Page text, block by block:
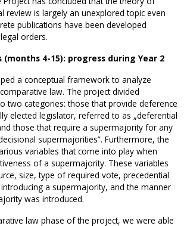
review is largely an unexplored topic even
publications have been developed
orders.
(months 4-15): progress during Year 2
a conceptual framework to analyze
law. The project divided
two categories: those that provide deference
elected legislator, referred to as „deferential
those that require a supermajority for any
supermajorities”. Furthermore, the
variables that come into play when
of a supermajority. These variables
size, type of required vote, precedential
a supermajority, and the manner
was introduced.
law phase of the project, we were able